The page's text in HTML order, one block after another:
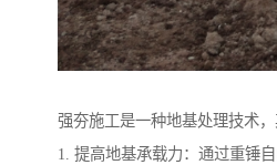
强夯施工是一种地基处理技术，
1. 提高地基承载力：通过重锤